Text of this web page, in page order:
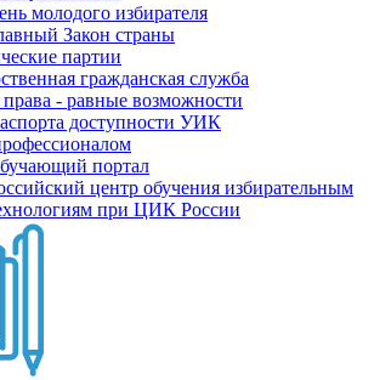
молодого избирателя
Закон страны
партии
гражданская служба
- равные возможности
доступности УИК
портал
центр обучения избирательным
при ЦИК России